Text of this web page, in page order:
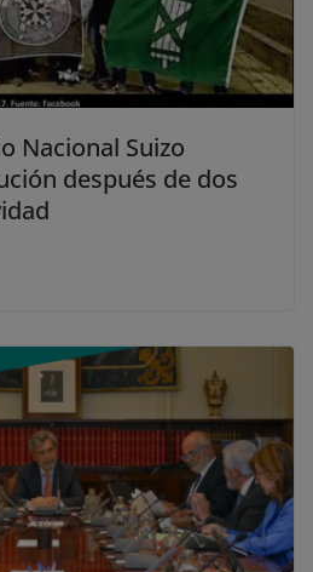
Nacional Suizo
después de dos